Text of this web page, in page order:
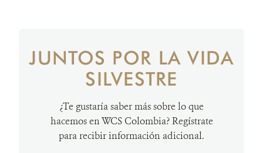
JUNTOS POR LA VIDA
SILVESTRE
¿Te gustaría saber más sobre lo que
hacemos en WCS Colombia? Regístrate
para recibir información adicional.